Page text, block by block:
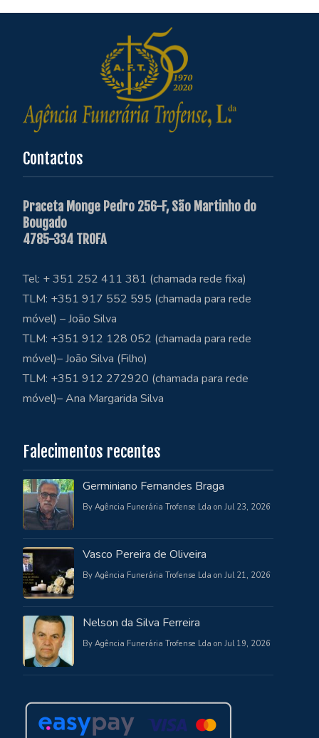
Contactos
Praceta Monge Pedro 256-F, São Martinho do
Bougado
4785-334 TROFA
Tel: + 351 252 411 381 (chamada rede fixa)
TLM: +351 917 552 595 (chamada para rede
móvel) – João Silva
TLM: +351 912 128 052 (chamada para rede
móvel)– João Silva (Filho)
TLM: +351 912 272920 (chamada para rede
móvel)– Ana Margarida Silva
Falecimentos recentes
Germiniano Fernandes Braga
By Agência Funerária Trofense Lda on Jul 23, 2026
Vasco Pereira de Oliveira
By Agência Funerária Trofense Lda on Jul 21, 2026
Nelson da Silva Ferreira
By Agência Funerária Trofense Lda on Jul 19, 2026